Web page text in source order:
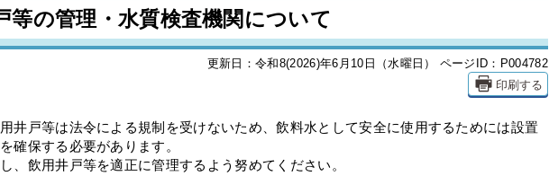
等の管理・水質検査機関について
更新日：令和8(2026)年6月10日（水曜日） ページID：P004782
印刷する
井戸等は法令による規制を受けないため、飲料水として安全に使用するためには設置
確保する必要があります。
、飲用井戸等を適正に管理するよう努めてください。